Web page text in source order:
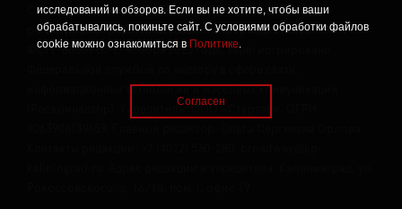
исследований и обзоров. Если вы не хотите, чтобы ваши
обрабатывались, покиньте сайт. С условиями обработки файлов
cookie можно ознакомиться в Политике.
Согласен
Сетевое издание «Твой Бро», реестровая запись о
регистрации средства массовой информации: серия Эл №
ФС77-86309 от 17 ноября 2023 года, зарегистрировано